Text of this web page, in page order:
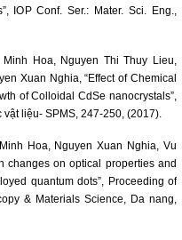
IOP Conf. Ser.: Mater. Sci. Eng.,
Hoa, Nguyen Thi Thuy Lieu,
Xuan Nghia, “Effect of Chemical
of Colloidal CdSe nanocrystals”,
liệu- SPMS, 247-250, (2017).
Hoa, Nguyen Xuan Nghia, Vu
changes on optical properties and
quantum dots”, Proceeding of
& Materials Science, Da nang,